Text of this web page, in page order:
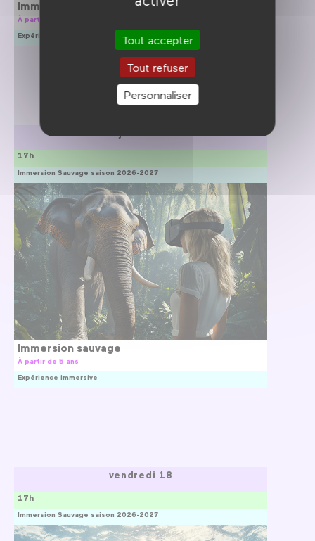
Tout accepter
Tout refuser
Personnaliser
Immersion sauvage
À partir de 5 ans
Expérience immersive
Immersion Sauvage saison 2026-2027
17h
Immersion sauvage
À partir de 5 ans
Expérience immersive
vendredi 18
Immersion Sauvage saison 2026-2027
17h